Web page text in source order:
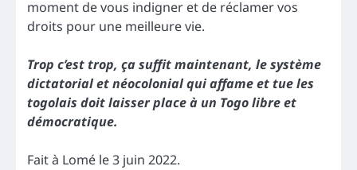
moment de vous indigner et de réclamer vos
droits pour une meilleure vie.
Trop c’est trop, ça suffit maintenant, le système
dictatorial et néocolonial qui affame et tue les
togolais doit laisser place à un Togo libre et
démocratique.
Fait à Lomé le 3 juin 2022.